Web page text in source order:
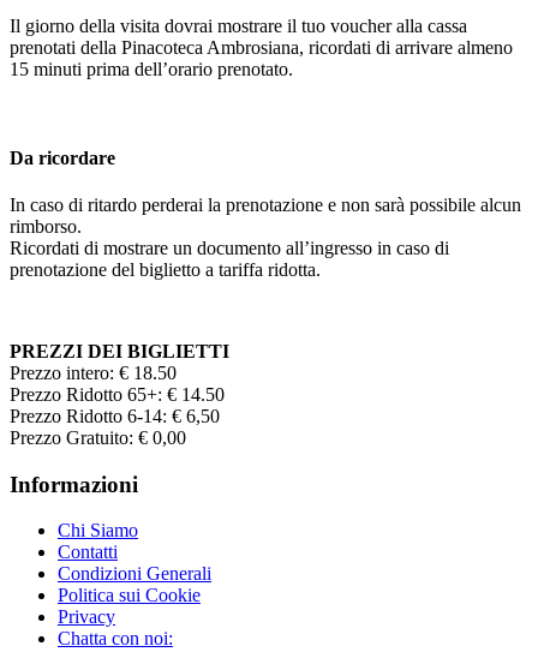
Il giorno della visita dovrai mostrare il tuo voucher alla cassa
prenotati della Pinacoteca Ambrosiana, ricordati di arrivare almeno
15 minuti prima dell’orario prenotato.
Da ricordare
In caso di ritardo perderai la prenotazione e non sarà possibile alcun
rimborso.
Ricordati di mostrare un documento all’ingresso in caso di
prenotazione del biglietto a tariffa ridotta.
PREZZI DEI BIGLIETTI
Prezzo intero: € 18.50
Prezzo Ridotto 65+: € 14.50
Prezzo Ridotto 6-14: € 6,50
Prezzo Gratuito: € 0,00
Informazioni
Chi Siamo
Contatti
Condizioni Generali
Politica sui Cookie
Privacy
Chatta con noi: